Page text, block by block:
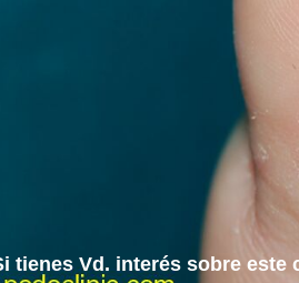
tienes Vd. interés sobre este